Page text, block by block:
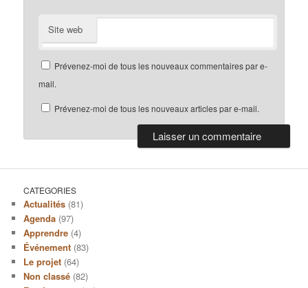
Site web
Prévenez-moi de tous les nouveaux commentaires par e-
mail.
Prévenez-moi de tous les nouveaux articles par e-mail.
CATEGORIES
Actualités (81)
Agenda (97)
Apprendre (4)
Événement (83)
Le projet (64)
Non classé (82)